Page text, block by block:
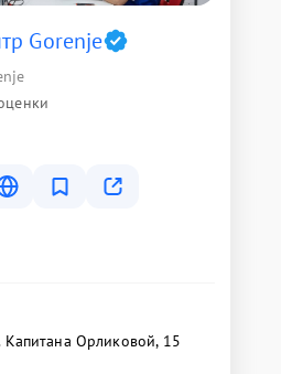
Gorenje
Капитана Орликовой, 15